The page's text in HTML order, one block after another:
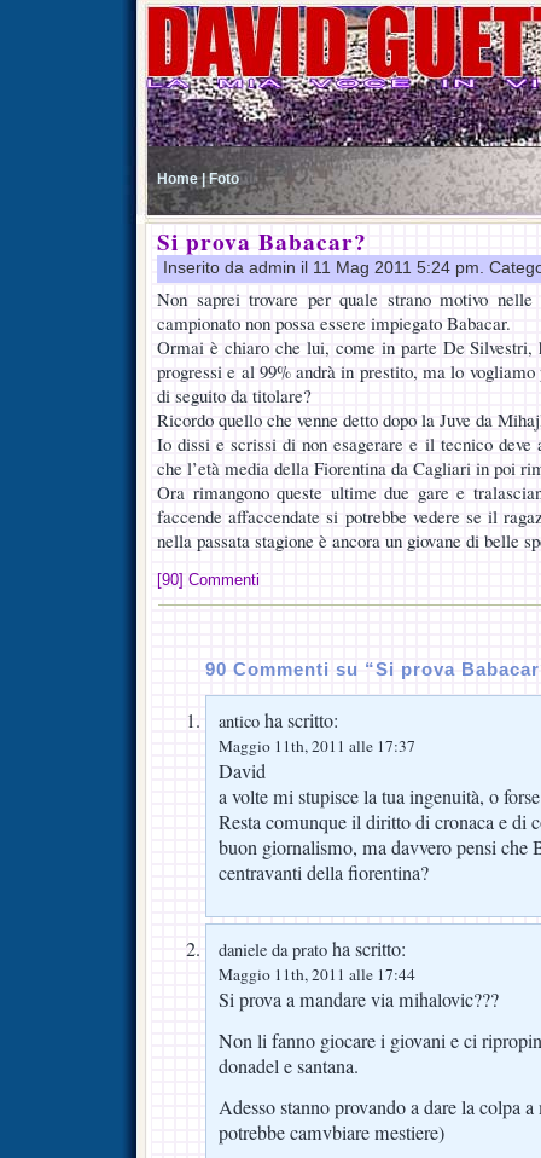
Home | Foto
Si prova Babacar?
Inserito da admin il 11 Mag 2011 5:24 pm.
Non saprei trovare per quale strano motivo
campionato non possa essere impiegato Babacar.
Ormai è chiaro che lui, come in parte De Silvestri,
progressi e al 99% andrà in prestito, ma lo
di seguito da titolare?
Ricordo quello che venne detto dopo la Juve da
Io dissi e scrissi di non esagerare e il tecnico
che l’età media della Fiorentina da Cagliari in poi
Ora rimangono queste ultime due gare e
faccende affaccendate si potrebbe vedere se il
nella passata stagione è ancora un giovane di belle
[90] Commenti
90 Commenti su “Si prova
antico ha scritto:
Maggio 11th, 2011 alle 17:37
David
a volte mi stupisce la tua ingenuità, o
Resta comunque il diritto di cronaca e di
buon giornalismo, ma davvero pensi che
centravanti della fiorentina?
daniele da prato ha scritto:
Maggio 11th, 2011 alle 17:44
Si prova a mandare via mihalovic???
Non li fanno giocare i giovani e ci
donadel e santana.
Adesso stanno provando a dare la colpa
potrebbe camvbiare mestiere)